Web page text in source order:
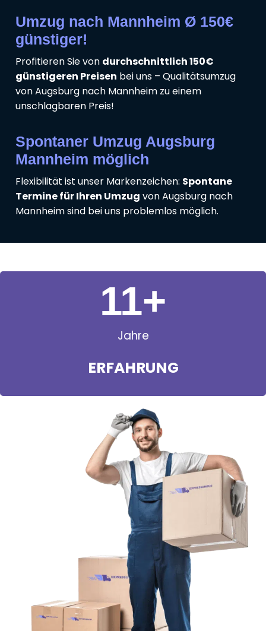
Umzug nach Mannheim Ø 150€
günstiger!
Profitieren Sie von durchschnittlich 150€
günstigeren Preisen bei uns – Qualitätsumzug
von Augsburg nach Mannheim zu einem
unschlagbaren Preis!
Spontaner Umzug Augsburg
Mannheim möglich
Flexibilität ist unser Markenzeichen: Spontane
Termine für Ihren Umzug von Augsburg nach
Mannheim sind bei uns problemlos möglich.
Jahre
ERFAHRUNG
11+